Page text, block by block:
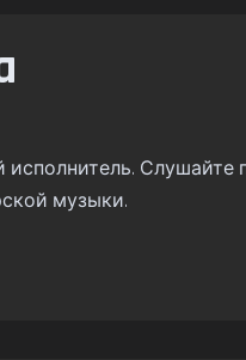
исполнитель. Слушайте
музыки.